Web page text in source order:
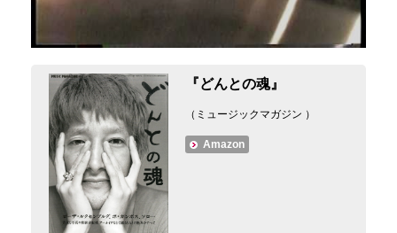
『どんとの魂』
（ミュージックマガジン ）
Amazon